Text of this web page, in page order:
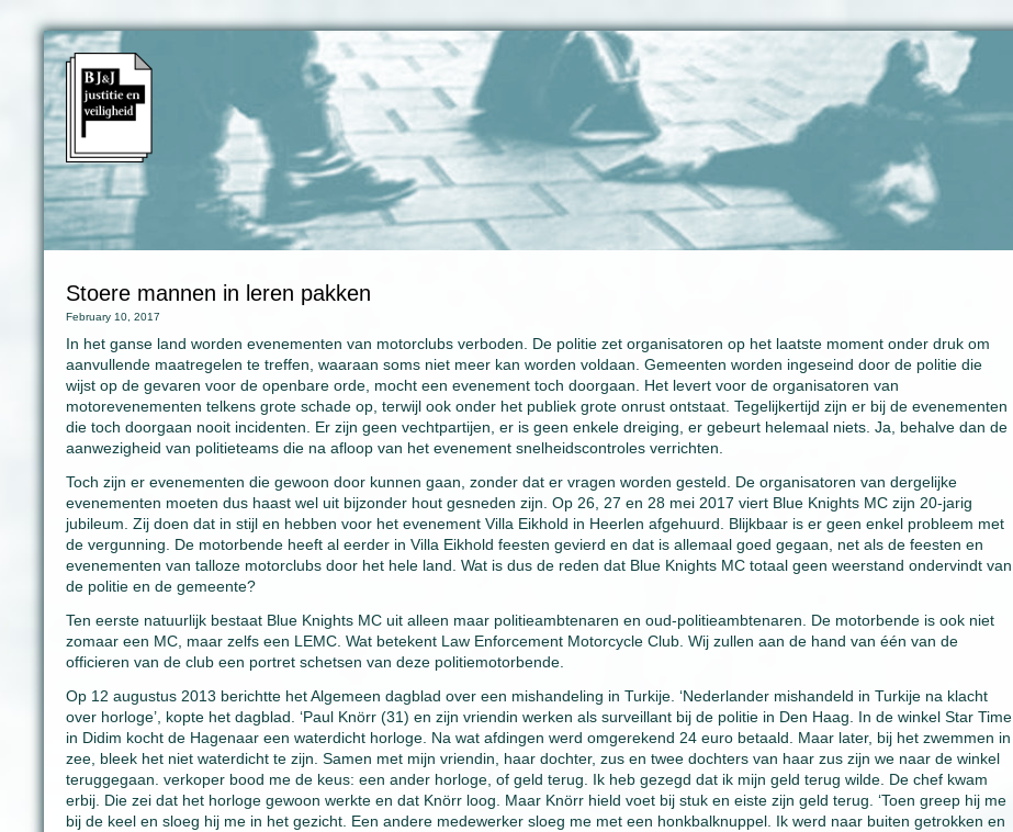
Stoere mannen in leren pakken
February 10, 2017
In het ganse land worden evenementen van motorclubs verboden. De politie zet organisatoren op het laatste moment onder druk om
aanvullende maatregelen te treffen, waaraan soms niet meer kan worden voldaan. Gemeenten worden ingeseind door de politie die
wijst op de gevaren voor de openbare orde, mocht een evenement toch doorgaan. Het levert voor de organisatoren van
motorevenementen telkens grote schade op, terwijl ook onder het publiek grote onrust ontstaat. Tegelijkertijd zijn er bij de evenementen
die toch doorgaan nooit incidenten. Er zijn geen vechtpartijen, er is geen enkele dreiging, er gebeurt helemaal niets. Ja, behalve dan de
aanwezigheid van politieteams die na afloop van het evenement snelheidscontroles verrichten.
Toch zijn er evenementen die gewoon door kunnen gaan, zonder dat er vragen worden gesteld. De organisatoren van dergelijke
evenementen moeten dus haast wel uit bijzonder hout gesneden zijn. Op 26, 27 en 28 mei 2017 viert Blue Knights MC zijn 20-jarig
jubileum. Zij doen dat in stijl en hebben voor het evenement Villa Eikhold in Heerlen afgehuurd. Blijkbaar is er geen enkel probleem met
de vergunning. De motorbende heeft al eerder in Villa Eikhold feesten gevierd en dat is allemaal goed gegaan, net als de feesten en
evenementen van talloze motorclubs door het hele land. Wat is dus de reden dat Blue Knights MC totaal geen weerstand ondervindt van
de politie en de gemeente?
Ten eerste natuurlijk bestaat Blue Knights MC uit alleen maar politieambtenaren en oud-politieambtenaren. De motorbende is ook niet
zomaar een MC, maar zelfs een LEMC. Wat betekent Law Enforcement Motorcycle Club. Wij zullen aan de hand van één van de
officieren van de club een portret schetsen van deze politiemotorbende.
Op 12 augustus 2013 berichtte het Algemeen dagblad over een mishandeling in Turkije. ‘Nederlander mishandeld in Turkije na klacht
over horloge’, kopte het dagblad. ‘Paul Knörr (31) en zijn vriendin werken als surveillant bij de politie in Den Haag. In de winkel Star Time
in Didim kocht de Hagenaar een waterdicht horloge. Na wat afdingen werd omgerekend 24 euro betaald. Maar later, bij het zwemmen in
zee, bleek het niet waterdicht te zijn. Samen met mijn vriendin, haar dochter, zus en twee dochters van haar zus zijn we naar de winkel
teruggegaan. verkoper bood me de keus: een ander horloge, of geld terug. Ik heb gezegd dat ik mijn geld terug wilde. De chef kwam
erbij. Die zei dat het horloge gewoon werkte en dat Knörr loog. Maar Knörr hield voet bij stuk en eiste zijn geld terug. ‘Toen greep hij me
bij de keel en sloeg hij me in het gezicht. Een andere medewerker sloeg me met een honkbalknuppel. Ik werd naar buiten getrokken en